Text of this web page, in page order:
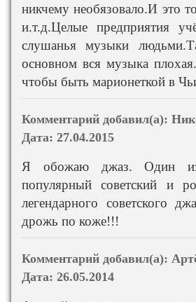
никчему необязовало.И это
и.т.д.Целые предприятия
слушанья музыки
основном вся музыка
чтобы быть марионеткой в
Комментарий добавил(а):
Дата: 27.04.2015
Я обожаю джаз. Один из
популярный советский и
легендарного советского
дрожь по коже!!!
Комментарий добавил(а):
Дата: 26.05.2014